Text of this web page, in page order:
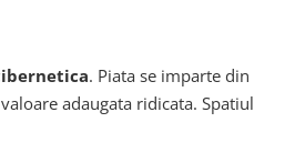
. Piata se imparte din
adaugata ridicata. Spatiul